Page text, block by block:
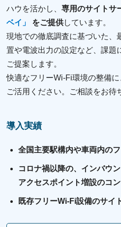
ハウを活かし、専⽤のサイトサ
ベイ」
をご提供しています。
現地での徹底調査に基づいた、
置や電波出⼒の設定など、課題
ご提案します。
快適なフリーWi-Fi環境の整備に
ご活⽤ください。ご相談をお待
導入実績
全国主要駅構内や⾞両内の
コロナ禍以降の、インバウ
アクセスポイント増設のコ
既存フリーWi-Fi設備のサイ